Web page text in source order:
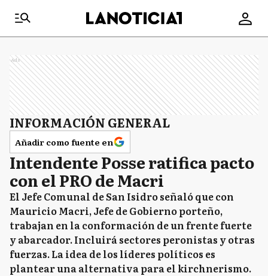
Ads
INFORMACIÓN GENERAL
Añadir como fuente en
Intendente Posse ratifica pacto
con el PRO de Macri
El Jefe Comunal de San Isidro señaló que con
Mauricio Macri, Jefe de Gobierno porteño,
trabajan en la conformación de un frente fuerte
y abarcador. Incluirá sectores peronistas y otras
fuerzas. La idea de los líderes políticos es
plantear una alternativa para el kirchnerismo.